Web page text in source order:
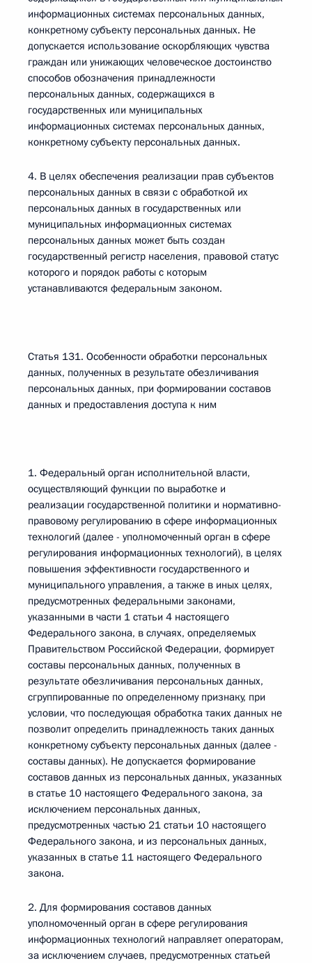
информационных системах персональных данных,
конкретному субъекту персональных данных. Не
допускается использование оскорбляющих чувства
граждан или унижающих человеческое достоинство
способов обозначения принадлежности
персональных данных, содержащихся в
государственных или муниципальных
информационных системах персональных данных,
конкретному субъекту персональных данных.
4. В целях обеспечения реализации прав субъектов
персональных данных в связи с обработкой их
персональных данных в государственных или
муниципальных информационных системах
персональных данных может быть создан
государственный регистр населения, правовой статус
которого и порядок работы с которым
устанавливаются федеральным законом.
Статья 131. Особенности обработки персональных
данных, полученных в результате обезличивания
персональных данных, при формировании составов
данных и предоставления доступа к ним
1. Федеральный орган исполнительной власти,
осуществляющий функции по выработке и
реализации государственной политики и нормативно-
правовому регулированию в сфере информационных
технологий (далее - уполномоченный орган в сфере
регулирования информационных технологий), в целях
повышения эффективности государственного и
муниципального управления, а также в иных целях,
предусмотренных федеральными законами,
указанными в части 1 статьи 4 настоящего
Федерального закона, в случаях, определяемых
Правительством Российской Федерации, формирует
составы персональных данных, полученных в
результате обезличивания персональных данных,
сгруппированные по определенному признаку, при
условии, что последующая обработка таких данных не
позволит определить принадлежность таких данных
конкретному субъекту персональных данных (далее -
составы данных). Не допускается формирование
составов данных из персональных данных, указанных
в статье 10 настоящего Федерального закона, за
исключением персональных данных,
предусмотренных частью 21 статьи 10 настоящего
Федерального закона, и из персональных данных,
указанных в статье 11 настоящего Федерального
закона.
2. Для формирования составов данных
уполномоченный орган в сфере регулирования
информационных технологий направляет операторам,
за исключением случаев, предусмотренных статьей